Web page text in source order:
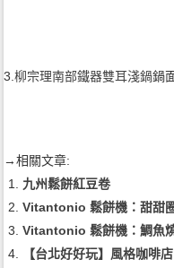
3.柳宗理南部鐵器雙耳淺鍋鍋
→相關文章:
九州鬆餅紅豆卷
Vitantonio 鬆餅機：甜甜
Vitantonio 鬆餅機：鯛魚
【台北好好玩】風格咖啡店